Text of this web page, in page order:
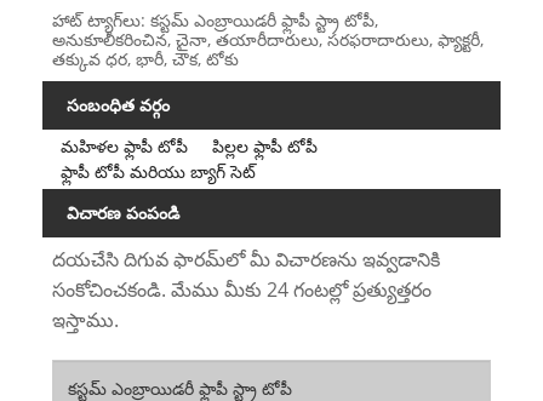
హాట్ ట్యాగ్‌లు: కస్టమ్ ఎంబ్రాయిడరీ ఫ్లాపీ స్ట్రా టోపీ,
అనుకూలీకరించిన, చైనా, తయారీదారులు, సరఫరాదారులు, ఫ్యాక్టరీ,
తక్కువ ధర, భారీ, చౌక, టోకు
సంబంధిత వర్గం
మహిళల ఫ్లాపీ టోపీ
పిల్లల ఫ్లాపీ టోపీ
ఫ్లాపీ టోపీ మరియు బ్యాగ్ సెట్
విచారణ పంపండి
దయచేసి దిగువ ఫారమ్‌లో మీ విచారణను ఇవ్వడానికి
సంకోచించకండి. మేము మీకు 24 గంటల్లో ప్రత్యుత్తరం
ఇస్తాము.